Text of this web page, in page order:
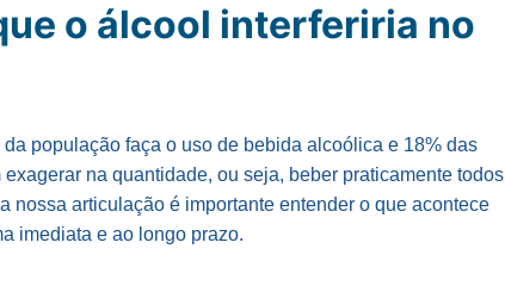
o álcool interferiria no
população faça o uso de bebida alcoólica e 18% das
na quantidade, ou seja, beber praticamente todos
nossa articulação é importante entender o que acontece
imediata e ao longo prazo.